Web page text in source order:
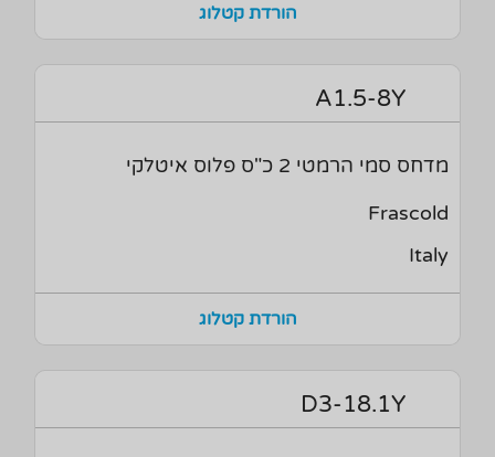
הורדת קטלוג
A1.5-8Y
מדחס סמי הרמטי 2 כ"ס פלוס איטלקי
Frascold
Italy
הורדת קטלוג
D3-18.1Y